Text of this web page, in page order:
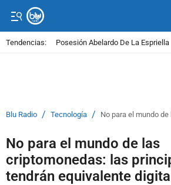
Tendencias: Posesión Abelardo De La Espriella
Blu Radio / Tecnología / No para el mundo
No para el mundo de las
criptomonedas: las
tendrán equivalente digital